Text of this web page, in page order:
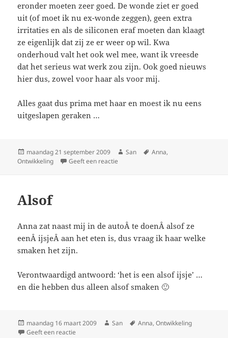
eronder moeten zeer goed. De wonde ziet er goed
uit (of moet ik nu ex-wonde zeggen), geen extra
irritaties en als de siliconen eraf moeten dan klaagt
ze eigenlijk dat zij ze er weer op wil. Kwa
onderhoud valt het ook wel mee, want ik vreesde
dat het serieus wat werk zou zijn. Ook goed nieuws
hier dus, zowel voor haar als voor mij.
Alles gaat dus prima met haar en moest ik nu eens
uitgeslapen geraken …
Geplaatst
op
maandag 21 september 2009 Auteur
San Tags
Anna,
Ontwikkeling
Geeft een reactie
Alsof
Anna zat naast mij in de autoÂ te doenÂ alsof ze
eenÂ ijsjeÂ aan het eten is, dus vraag ik haar welke
smaken het zijn.
Verontwaardigd antwoord: ‘het is een alsof ijsje’ …
en die hebben dus alleen alsof smaken 🙂
Geplaatst
op
maandag 16 maart 2009 Auteur
San Tags
Anna,Ontwikkeling
Geeft een reactie